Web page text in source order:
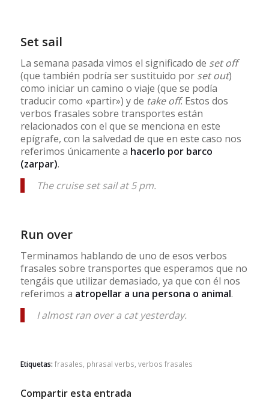
Set sail
La semana pasada vimos el significado de set off
(que también podría ser sustituido por set out)
como iniciar un camino o viaje (que se podía
traducir como «partir») y de take off. Estos dos
verbos frasales sobre transportes están
relacionados con el que se menciona en este
epígrafe, con la salvedad de que en este caso nos
referimos únicamente a hacerlo por barco
(zarpar).
The cruise set sail at 5 pm.
Run over
Terminamos hablando de uno de esos verbos
frasales sobre transportes que esperamos que no
tengáis que utilizar demasiado, ya que con él nos
referimos a atropellar a una persona o animal.
I almost ran over a cat yesterday.
Etiquetas: frasales, phrasal verbs, verbos frasales
Compartir esta entrada